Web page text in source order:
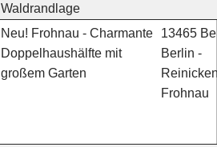
Waldrandlage
Neu! Frohnau - Charmante
Doppelhaushälfte mit
großem Garten
13465
Berlin -
Frohnau